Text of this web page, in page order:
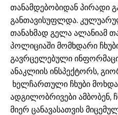
თანამდებობიდან პირადი
განთავისუფლდა.
თანახმად გელა ალანიამ
პოლიციაში მომხდარი
გავრცელებული
ანაკლიის ინსპექტორს,
ხელჩართული ჩხუბი
ადგილობრივები ამბობენ,
მიერ ცანავასათვის